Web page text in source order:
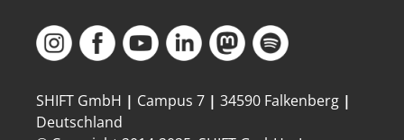
SHIFT GmbH | Campus 7 | 34590 Falkenberg |
Deutschland